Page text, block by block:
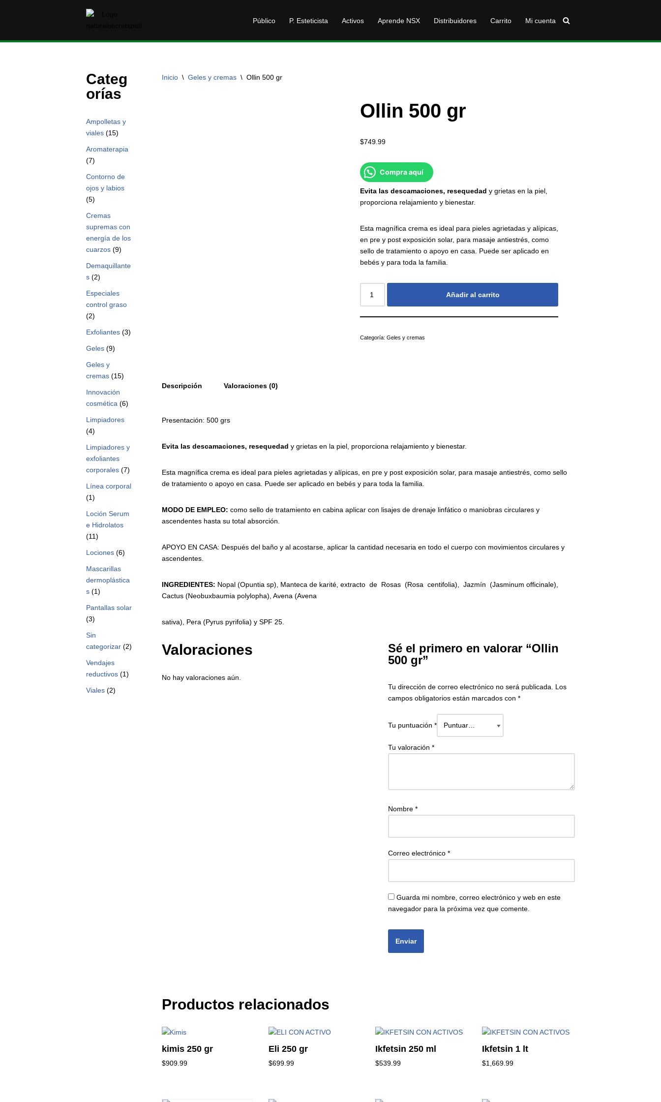
Público P. Esteticista Activos Aprende NSX Distribuidores Carrito Mi cuenta
Categ
orías
Ampolletas y
viales (15)
Aromaterapia
(7)
Contorno de
ojos y labios
(5)
Cremas
supremas con
energía de los
cuarzos (9)
Demaquillante
s (2)
Especiales
control graso
(2)
Exfoliantes (3)
Geles (9)
Geles y
cremas (15)
Innovación
cosmética (6)
Limpiadores
(4)
Limpiadores y
exfoliantes
corporales (7)
Línea corporal
(1)
Loción Serum
e Hidrolatos
(11)
Lociones (6)
Mascarillas
dermoplástica
s (1)
Pantallas solar
(3)
Sin
categorizar (2)
Vendajes
reductivos (1)
Viales (2)
Inicio \ Geles y cremas \ Ollin 500 gr
Ollin 500 gr
$749.99
Compra aquí
Evita las descamaciones, resequedad y grietas en la piel,
proporciona relajamiento y bienestar.
Esta magnífica crema es ideal para pieles agrietadas y alípicas,
en pre y post exposición solar, para masaje antiestrés, como
sello de tratamiento o apoyo en casa. Puede ser aplicado en
bebés y para toda la familia.
Añadir al carrito
Categoría: Geles y cremas
Descripción Valoraciones (0)
Presentación: 500 grs
Evita las descamaciones, resequedad y grietas en la piel, proporciona relajamiento y bienestar.
Esta magnífica crema es ideal para pieles agrietadas y alípicas, en pre y post exposición solar, para masaje antiestrés, como sello
de tratamiento o apoyo en casa. Puede ser aplicado en bebés y para toda la familia.
MODO DE EMPLEO: como sello de tratamiento en cabina aplicar con lisajes de drenaje linfático o maniobras circulares y
ascendentes hasta su total absorción.
APOYO EN CASA: Después del baño y al acostarse, aplicar la cantidad necesaria en todo el cuerpo con movimientos circulares y
ascendentes.
INGREDIENTES: Nopal (Opuntia sp), Manteca de karité, extracto de Rosas (Rosa centifolia), Jazmín (Jasminum officinale),
Cactus (Neobuxbaumia polylopha), Avena (Avena
sativa), Pera (Pyrus pyrifolia) y SPF 25.
Valoraciones
No hay valoraciones aún.
Sé el primero en valorar “Ollin
500 gr”
Tu dirección de correo electrónico no será publicada.
Los
campos obligatorios están marcados con *
Tu puntuación *
Tu valoración *
Nombre *
Correo electrónico *
Guarda mi nombre, correo electrónico y web en este
navegador para la próxima vez que comente.
Productos relacionados
kimis 250 gr
$909.99
Eli 250 gr
$699.99
Ikfetsin 250 ml
$539.99
Ikfetsin 1 lt
$1,669.99